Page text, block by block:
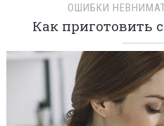
ОШИБКИ
Как приготовить